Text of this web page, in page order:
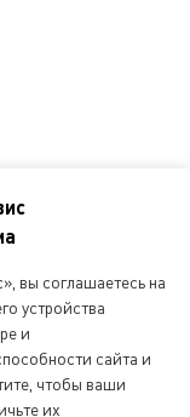
информации,
rus.ru
разрешения ООО
вы соглашаетесь на
устройства
и
сайта и
чтобы ваши
их